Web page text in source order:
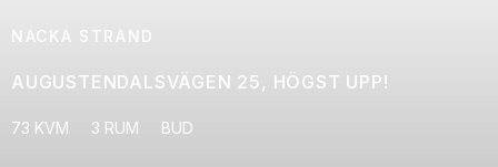
NACKA STRAND
AUGUSTENDALSVÄGEN 25, HÖGST UPP!
73 KVM 3 RUM BUD